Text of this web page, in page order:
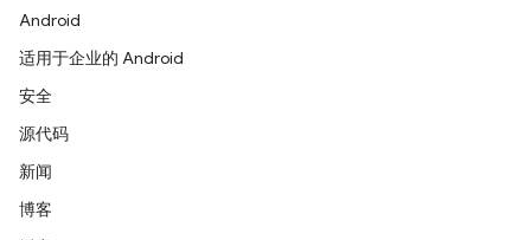
Android
适用于企业的 Android
安全
源代码
新闻
博客